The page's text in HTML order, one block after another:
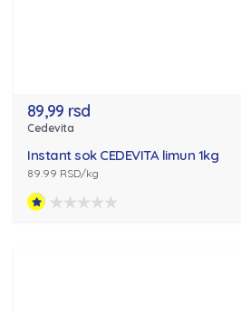
89,99 rsd
Cedevita
Instant sok CEDEVITA limun 1kg
89.99 RSD/kg